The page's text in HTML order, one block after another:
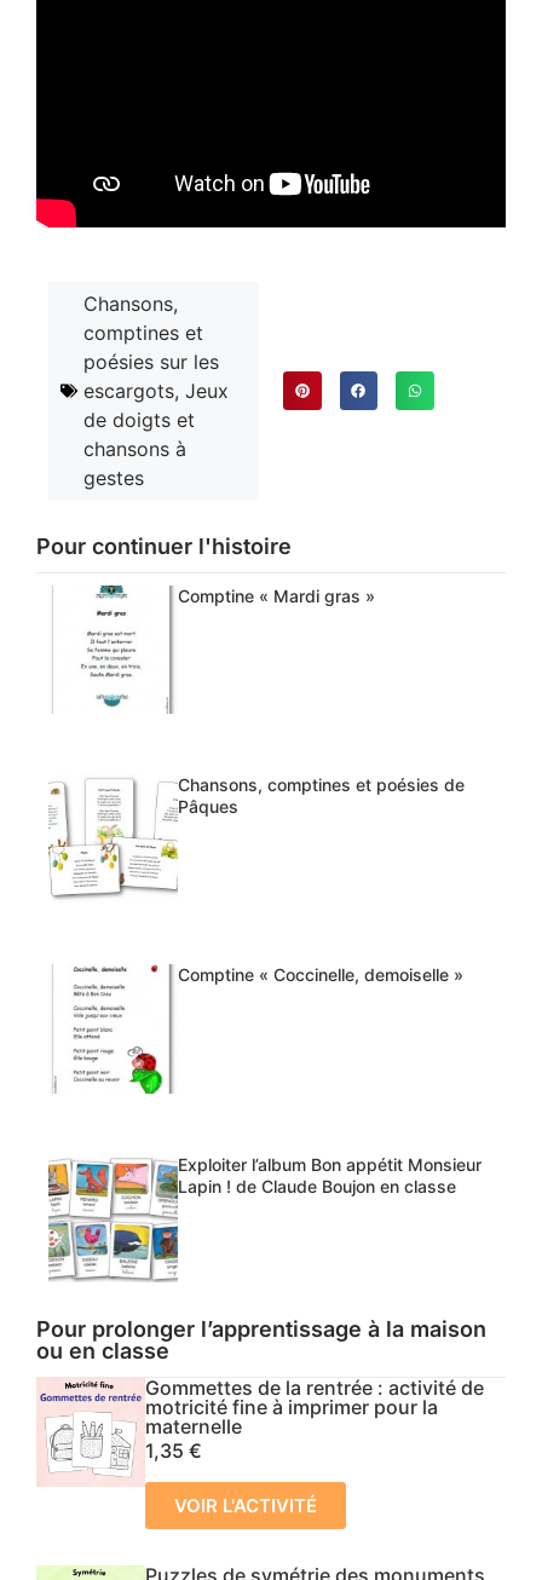
Chansons,
comptines et
poésies sur les
escargots, Jeux
de doigts et
chansons à
gestes
Pour continuer l'histoire
Comptine « Mardi gras »
Chansons, comptines et poésies de
Pâques
Comptine « Coccinelle, demoiselle »
Exploiter l’album Bon appétit Monsieur
Lapin ! de Claude Boujon en classe
Pour prolonger l’apprentissage à la maison
ou en classe
Gommettes de la rentrée : activité de
motricité fine à imprimer pour la
maternelle
1,35 €
VOIR L'ACTIVITÉ